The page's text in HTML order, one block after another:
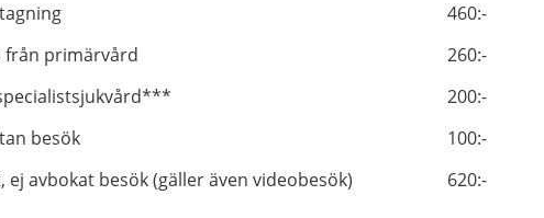
460:-
från primärvård
260:-
200:-
besök
100:-
avbokat besök (gäller även videobesök)
620:-